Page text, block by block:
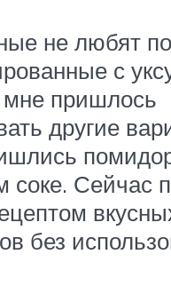
не любят
с
пришлось
другие
соке. Сейчас
без